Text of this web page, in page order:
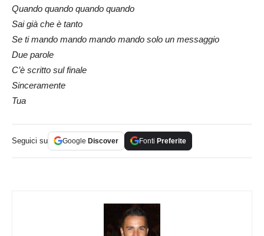
Quando quando quando quando
Sai già che è tanto
Se ti mando mando mando mando solo un messaggio
Due parole
C’è scritto sul finale
Sinceramente
Tua
Seguici su Google Discover Fonti Preferite